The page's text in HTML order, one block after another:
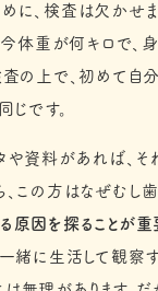
、検査は欠かせま
今体重が何キロで
の上で、初めて自
じです。
資料があれば、そ
この方はなぜむし
原因を探ることが重
緒に生活して観察